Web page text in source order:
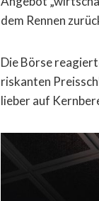
dem Rennen
Die Börse
riskanten
lieber auf